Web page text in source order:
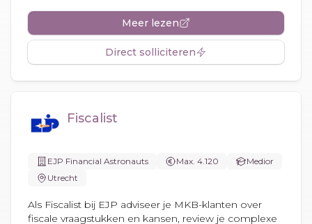
Meer lezen
Direct solliciteren
Fiscalist
EJP Financial Astronauts Max. 4.120
Medior
Utrecht
Als Fiscalist bij EJP adviseer je MKB-klanten over
fiscale vraagstukken en kansen, review je complexe